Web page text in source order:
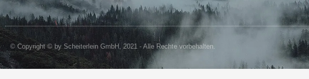
© Copyright © by Scheiterlein GmbH, 2021 - Alle Rechte vorbehalten.